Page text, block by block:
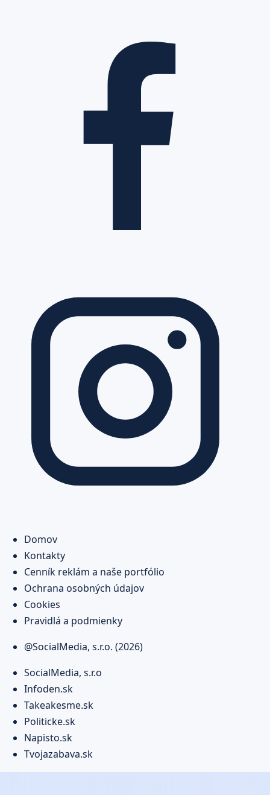
Domov
Kontakty
Cenník reklám a naše portfólio
Ochrana osobných údajov
Cookies
Pravidlá a podmienky
@SocialMedia, s.r.o. (2026)
SocialMedia, s.r.o
Infoden.sk
Takeakesme.sk
Politicke.sk
Napisto.sk
Tvojazabava.sk